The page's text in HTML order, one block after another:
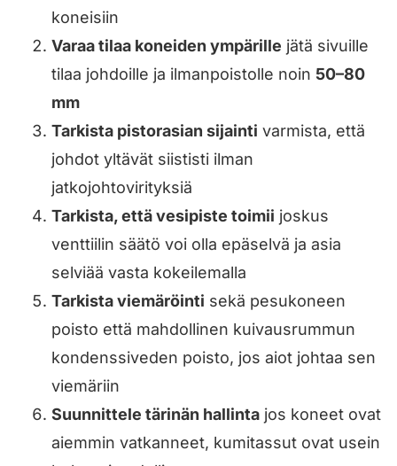
koneisiin
Varaa tilaa koneiden ympärille jätä sivuille
tilaa johdoille ja ilmanpoistolle noin 50–80
mm
Tarkista pistorasian sijainti varmista, että
johdot yltävät siististi ilman
jatkojohtovirityksiä
Tarkista, että vesipiste toimii joskus
venttiilin säätö voi olla epäselvä ja asia
selviää vasta kokeilemalla
Tarkista viemäröinti sekä pesukoneen
poisto että mahdollinen kuivausrummun
kondenssiveden poisto, jos aiot johtaa sen
viemäriin
Suunnittele tärinän hallintajos koneet ovat
aiemmin vatkanneet, kumitassut ovat usein